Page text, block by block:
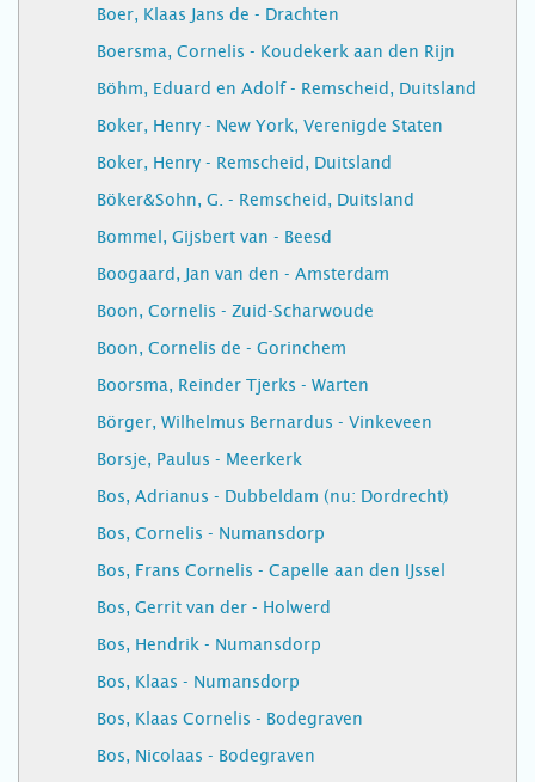
Boer, Klaas Jans de - Drachten
Boersma, Cornelis - Koudekerk aan den Rijn
Böhm, Eduard en Adolf - Remscheid, Duitsland
Boker, Henry - New York, Verenigde Staten
Boker, Henry - Remscheid, Duitsland
Böker&Sohn, G. - Remscheid, Duitsland
Bommel, Gijsbert van - Beesd
Boogaard, Jan van den - Amsterdam
Boon, Cornelis - Zuid-Scharwoude
Boon, Cornelis de - Gorinchem
Boorsma, Reinder Tjerks - Warten
Börger, Wilhelmus Bernardus - Vinkeveen
Borsje, Paulus - Meerkerk
Bos, Adrianus - Dubbeldam (nu: Dordrecht)
Bos, Cornelis - Numansdorp
Bos, Frans Cornelis - Capelle aan den IJssel
Bos, Gerrit van der - Holwerd
Bos, Hendrik - Numansdorp
Bos, Klaas - Numansdorp
Bos, Klaas Cornelis - Bodegraven
Bos, Nicolaas - Bodegraven